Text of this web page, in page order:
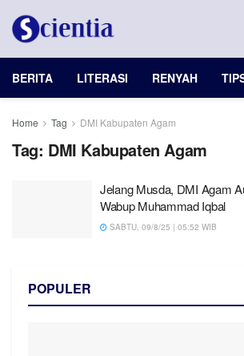
BERITA LITERASI RENYAH
Home Tag DMI Kabupaten Agam
Tag: DMI Kabupaten Agam
Jelang Musda, DMI Agam
Wabup Muhammad Iqbal
SABTU, 09/8/25 | 05:52 WIB
POPULER